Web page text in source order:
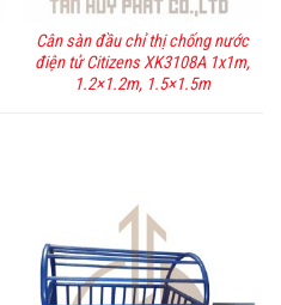
Cân sàn đầu chỉ thị chống nước
điện tử Citizens XK3108A 1x1m,
1.2×1.2m, 1.5×1.5m